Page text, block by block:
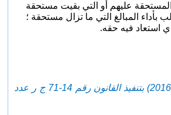
عليهم أو التي بقيت مستحقة
المبالغ التي ما تزال مستحقة ؛
استعاد فيه حقه.
- ( غير وتمم بالمادة الأولى من الظهير الشريف رقم 109-16-1 صادر في 16 من ذي القعدة 1437 (20 أغسطس 2016) بتنفيذ القانون رقم 14-71 ج ر عدد